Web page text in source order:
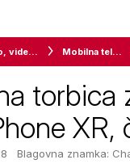
Avdio, video in telefonija Mobilna telefonija
torbica
XR,
Blagovna znamka: